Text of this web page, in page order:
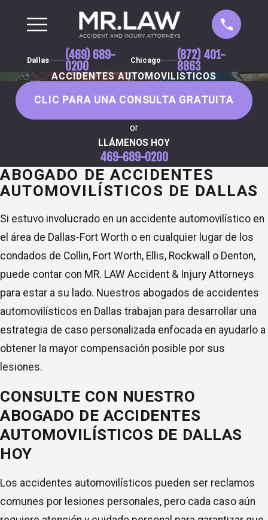
Dallas (469) 689-
0200 Chicago (872) 401-
8863
ACCIDENTES AUTOMOVILISTICOS
CLIC PARA UNA CONSULTA GRATUITA
or
LLÁMENOS HOY
469-689-0200
ABOGADO DE ACCIDENTES
AUTOMOVILÍSTICOS DE DALLAS
Si estuvo involucrado en un accidente automovilístico en
el área de Dallas-Fort Worth o en cualquier lugar de los
condados de Collin, Fort Worth, Ellis, Rockwall o Denton,
puede contar con MR. LAW Accident & Injury Attorneys
para estar a su lado. Nuestros abogados de accidentes
automovilísticos en Dallas trabajan para desarrollar una
estrategia de caso personalizada enfocada en ayudarlo a
obtener la mayor compensación posible por sus
lesiones.
CONSULTE CON NUESTRO
ABOGADO DE ACCIDENTES
AUTOMOVILÍSTICOS DE DALLAS
HOY
Los accidentes automovilísticos pueden ser reclamos
comunes por lesiones personales, pero cada caso aún